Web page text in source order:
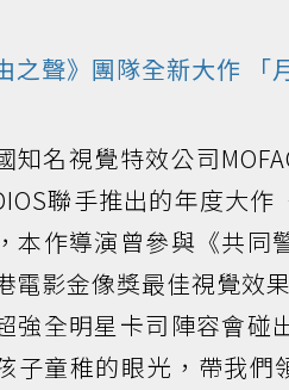
之聲》團隊全新大作
知名視覺特效公司
聯手推出的年度大
本作導演曾參與《共同
電影金像獎最佳視覺效
強全明星卡司陣容會碰
子童稚的眼光，帶我